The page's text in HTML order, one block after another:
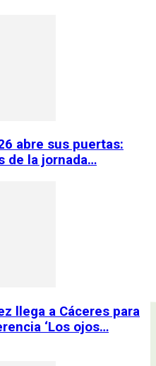
abre sus puertas:
de la jornada…
llega a Cáceres para
‘Los ojos…